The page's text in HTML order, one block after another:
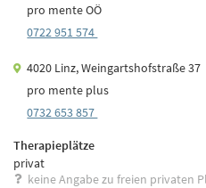
pro mente OÖ
0722 951 574
4020 Linz, Weingartshofstraße 37
pro mente plus
0732 653 857
Therapieplätze
privat
keine Angabe zu freien privaten